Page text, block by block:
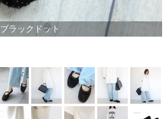
ブラックドット